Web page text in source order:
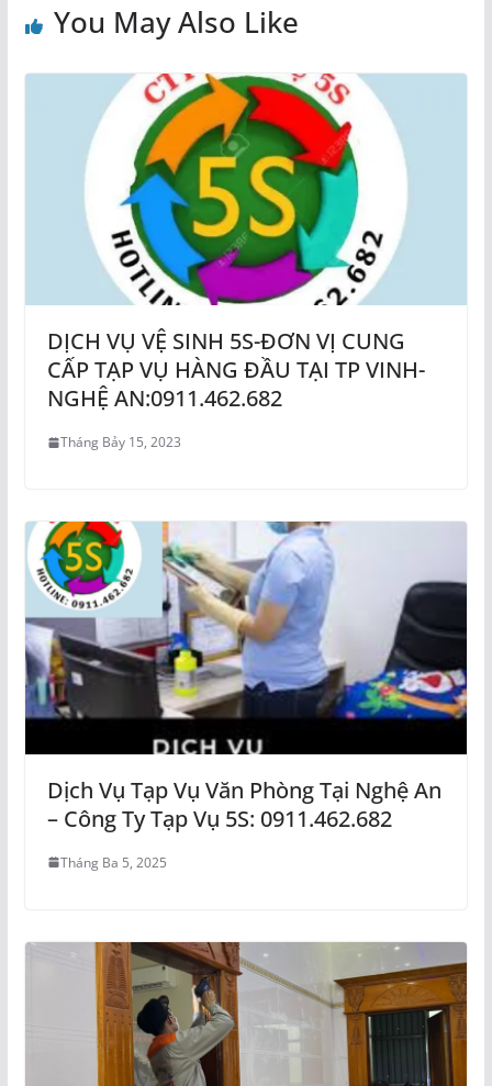
You May Also Like
DỊCH VỤ VỆ SINH 5S-ĐƠN VỊ CUNG
CẤP TẠP VỤ HÀNG ĐẦU TẠI TP VINH-
NGHỆ AN:0911.462.682
Tháng Bảy 15, 2023
Dịch Vụ Tạp Vụ Văn Phòng Tại Nghệ An
– Công Ty Tạp Vụ 5S: 0911.462.682
Tháng Ba 5, 2025